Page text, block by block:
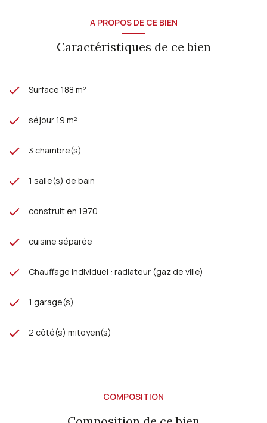
A PROPOS DE CE BIEN
Caractéristiques de ce bien
Surface 188 m²
séjour 19 m²
3 chambre(s)
1 salle(s) de bain
construit en 1970
cuisine séparée
Chauffage individuel : radiateur (gaz de ville)
1 garage(s)
2 côté(s) mitoyen(s)
COMPOSITION